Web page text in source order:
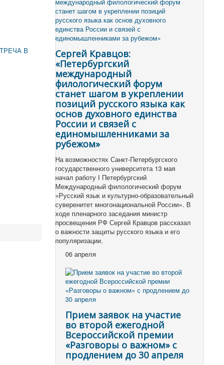
В
Сергей Кравцов:
«Петербургский
международный
филологический форум
станет шагом в укреплении
позиций русского языка как
основ духовного единства
России и связей с
единомышленниками за
рубежом»
На возможностях Санкт-Петербургского
государственного университета 13 мая
начал работу I Петербургский
Международный филологический форум
«Русский язык и культурно-образовательный
суверенитет многонациональной России». В
ходе пленарного заседания министр
просвещения РФ Сергей Кравцов рассказал
о важности защиты русского языка и его
популяризации.
06 апреля
Прием заявок на участие
во второй ежегодной
Всероссийской премии
«Разговоры о важном» с
продлением до 30 апреля